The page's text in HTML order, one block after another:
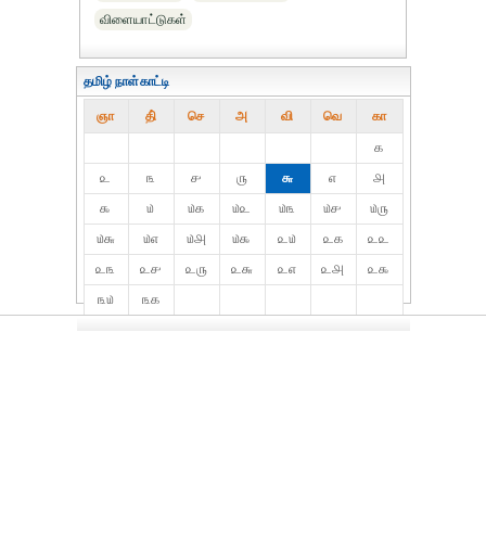
விளையாட்டுகள்
தமிழ் நாள்காட்டி
ஞா தி் செ அ வி வெ கா
௧
௨
௩ ௪ ௫ ௬ ௭
௮
௯
௰ ௰௧ ௰௨ ௰௩ ௰௪
௰௫
௰௬
௰௭ ௰௮ ௰௯ ௨௰ ௨௧
௨௨
௨௩
௨௪ ௨௫ ௨௬ ௨௭ ௨௮
௨௯
௩௰
௩௧